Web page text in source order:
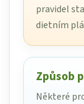
pravidel
dietním
Způsob
Některé